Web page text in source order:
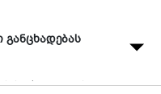
საქმე და მისი